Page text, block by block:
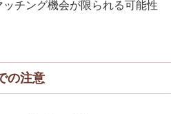
チング機会が限られる可能性
の注意